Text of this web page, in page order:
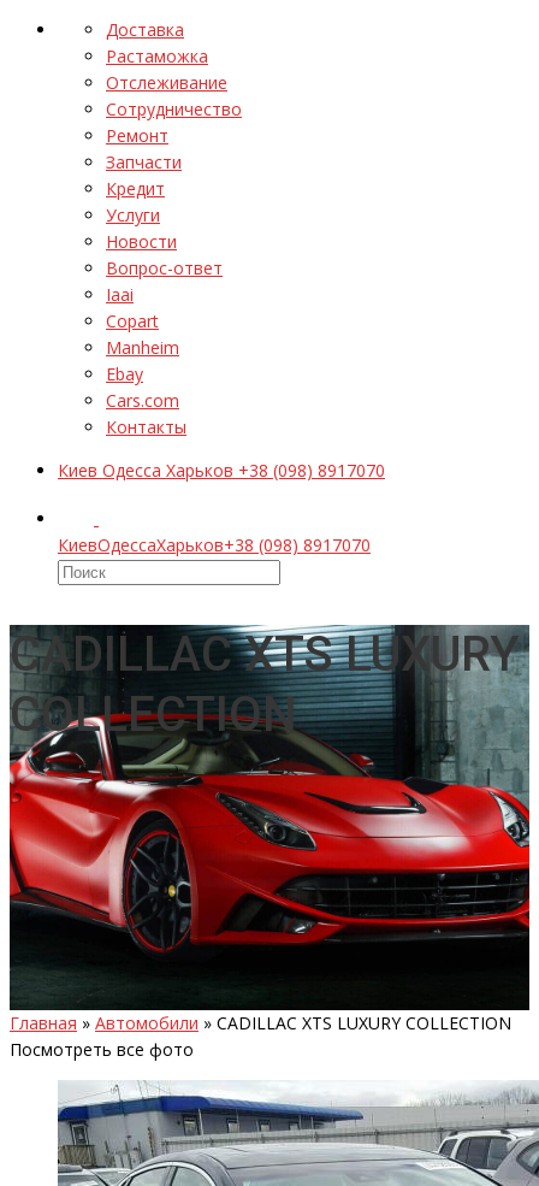
Доставка
Растаможка
Отслеживание
Сотрудничество
Ремонт
Запчасти
Кредит
Услуги
Новости
Вопрос-ответ
Iaai
Copart
Manheim
Ebay
Cars.com
Контакты
Киев Одесса Харьков +38 (098) 8917070
КиевОдессаХарьков+38 (098) 8917070
CADILLAC XTS LUXURY
COLLECTION
Главная » Автомобили » CADILLAC XTS LUXURY COLLECTION
Посмотреть все фото